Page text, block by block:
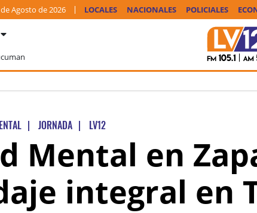
deAgosto de 2026 LOCALES NACIONALES POLICIALES
| JORNADA | LV12
Mental en
integral en